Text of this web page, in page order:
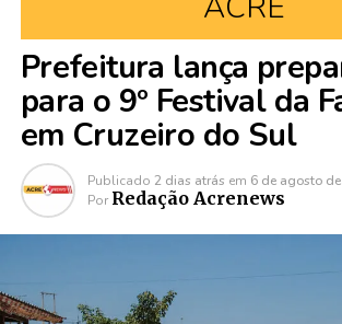
Prefeitura lança
para o 9º Festival da
em Cruzeiro do Sul
Publicado 2 dias atrás em 6 de agosto
Por Redação Acrenews